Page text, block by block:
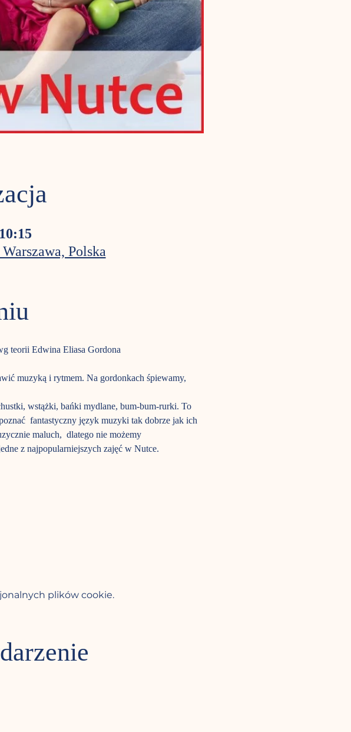
Polska
teorii Edwina Eliasa Gordona
muzyką i rytmem. Na gordonkach śpiewamy,
wstążki, bańki mydlane, bum-bum-rurki. To
fantastyczny język muzyki tak dobrze jak ich
maluch,  dlatego nie możemy
z najpopularniejszych zajęć w Nutce.
plików cookie.